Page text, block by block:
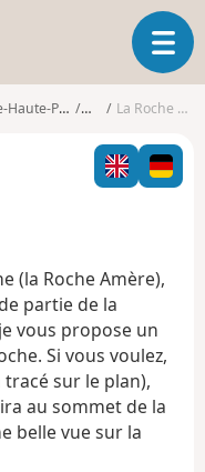
O
u
i
r
l
v
a
i
Provence Volx La Roche Amère
(la Roche Amère),
partie de la
vous propose un
Si vous voulez,
sur le plan),
au sommet de la
belle vue sur la